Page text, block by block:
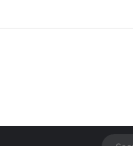
17 2026